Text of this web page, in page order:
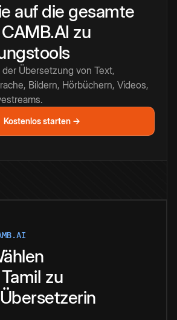
auf die gesamte
zu
Übersetzung von Text,
Bildern, Hörbüchern, Videos,
Kostenlos starten →
Tamil zu
Übersetzerin